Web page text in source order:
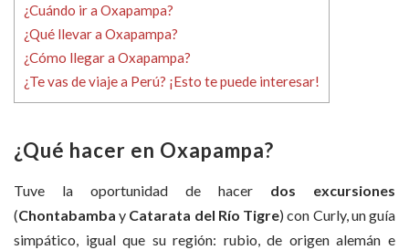
¿Cuándo ir a Oxapampa?
¿Qué llevar a Oxapampa?
¿Cómo llegar a Oxapampa?
¿Te vas de viaje a Perú? ¡Esto te puede interesar!
¿Qué hacer en Oxapampa?
Tuve la oportunidad de hacer dos excursiones
(Chontabamba y Catarata del Río Tigre) con Curly, un guía
simpático, igual que su región: rubio, de origen alemán e